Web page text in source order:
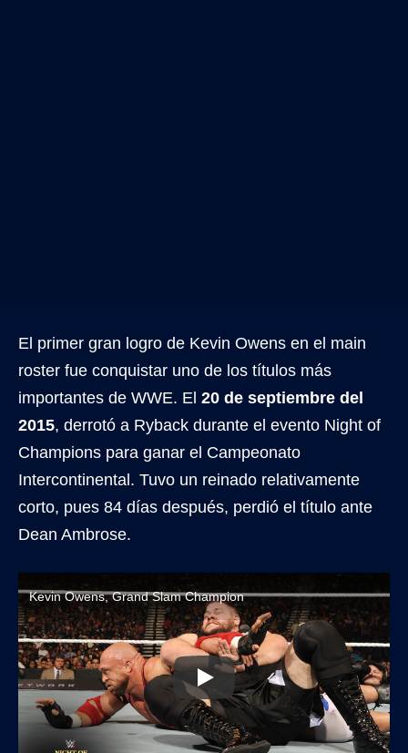
El primer gran logro de Kevin Owens en el main
roster fue conquistar uno de los títulos más
importantes de WWE. El 20 de septiembre del
2015, derrotó a Ryback durante el evento Night of
Champions para ganar el Campeonato
Intercontinental. Tuvo un reinado relativamente
corto, pues 84 días después, perdió el título ante
Dean Ambrose.
Kevin Owens, Grand Slam Champion